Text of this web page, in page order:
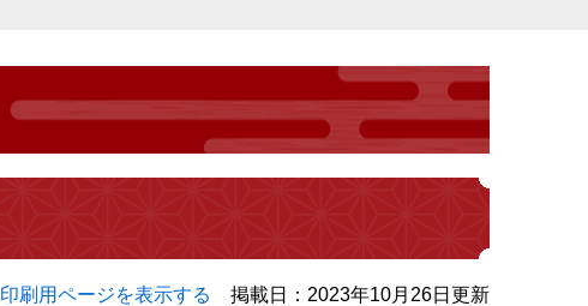
印刷用ページを表示する 掲載日：2023年10月26日更新